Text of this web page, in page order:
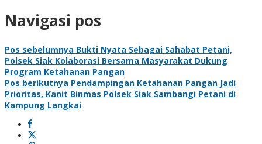
Navigasi pos
Pos sebelumnya Bukti Nyata Sebagai Sahabat Petani,
Polsek Siak Kolaborasi Bersama Masyarakat Dukung
Program Ketahanan Pangan
Pos berikutnya Pendampingan Ketahanan Pangan Jadi
Prioritas, Kanit Binmas Polsek Siak Sambangi Petani di
Kampung Langkai